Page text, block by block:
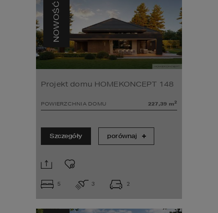
NOWOŚĆ
Projekt domu HOMEKONCEPT 148
POWIERZCHNIA DOMU 227,39 m2
5 3 2
Szczegóły porównaj